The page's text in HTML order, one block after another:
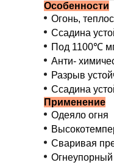
Особенности
Огонь,
Ссадина
Под 1100℃
Анти-
Разрыв
Ссадина
Применение
Одеяло огня
Сваривая
Огнеупорный